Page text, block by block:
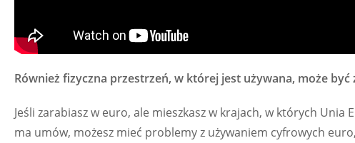
Również fizyczna przestrzeń, w której jest używana, może
Jeśli zarabiasz w euro, ale mieszkasz w krajach, w których
ma umów, możesz mieć problemy z używaniem cyfrowych